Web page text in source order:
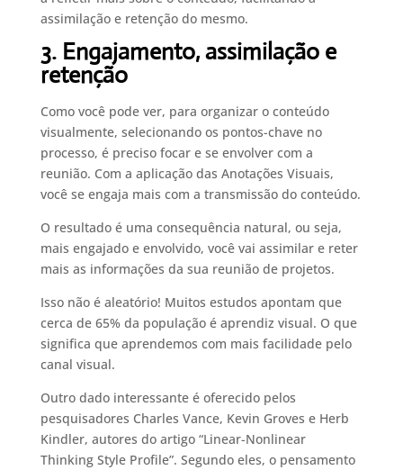
assimilação e retenção do mesmo.
3. Engajamento, assimilação e
retenção
Como você pode ver, para organizar o conteúdo
visualmente, selecionando os pontos-chave no
processo, é preciso focar e se envolver com a
reunião. Com a aplicação das Anotações Visuais,
você se engaja mais com a transmissão do conteúdo.
O resultado é uma consequência natural, ou seja,
mais engajado e envolvido, você vai assimilar e reter
mais as informações da sua reunião de projetos.
Isso não é aleatório! Muitos estudos apontam que
cerca de 65% da população é aprendiz visual. O que
significa que aprendemos com mais facilidade pelo
canal visual.
Outro dado interessante é oferecido pelos
pesquisadores Charles Vance, Kevin Groves e Herb
Kindler, autores do artigo “Linear-Nonlinear
Thinking Style Profile”. Segundo eles, o pensamento